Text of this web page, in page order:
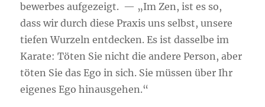
be­wer­bes auf­ge­zeigt. — „Im Zen, ist es so,
dass wir durch die­se Pra­xis uns selbst, unse­re
tie­fen Wur­zeln ent­de­cken. Es ist das­sel­be im
Kara­te: Töten Sie nicht die ande­re Per­son, aber
töten Sie das Ego in sich. Sie müs­sen über Ihr
eige­nes Ego hin­aus­ge­hen.“